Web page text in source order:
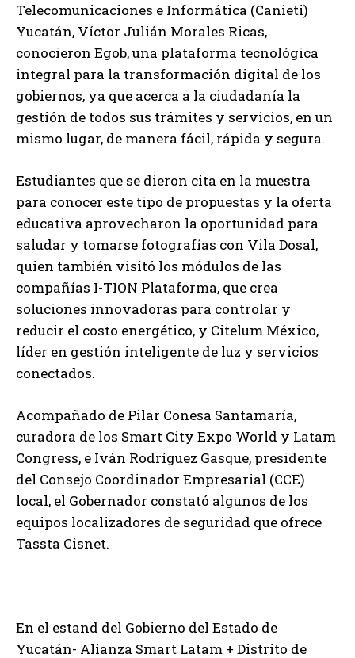
Telecomunicaciones e Informática (Canieti)
Yucatán, Víctor Julián Morales Ricas,
conocieron Egob, una plataforma tecnológica
integral para la transformación digital de los
gobiernos, ya que acerca a la ciudadanía la
gestión de todos sus trámites y servicios, en un
mismo lugar, de manera fácil, rápida y segura.
Estudiantes que se dieron cita en la muestra
para conocer este tipo de propuestas y la oferta
educativa aprovecharon la oportunidad para
saludar y tomarse fotografías con Vila Dosal,
quien también visitó los módulos de las
compañías I-TION Plataforma, que crea
soluciones innovadoras para controlar y
reducir el costo energético, y Citelum México,
líder en gestión inteligente de luz y servicios
conectados.
Acompañado de Pilar Conesa Santamaría,
curadora de los Smart City Expo World y Latam
Congress, e Iván Rodríguez Gasque, presidente
del Consejo Coordinador Empresarial (CCE)
local, el Gobernador constató algunos de los
equipos localizadores de seguridad que ofrece
Tassta Cisnet.
En el estand del Gobierno del Estado de
Yucatán- Alianza Smart Latam + Distrito de